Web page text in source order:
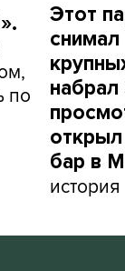
по
Этот
бар в
история